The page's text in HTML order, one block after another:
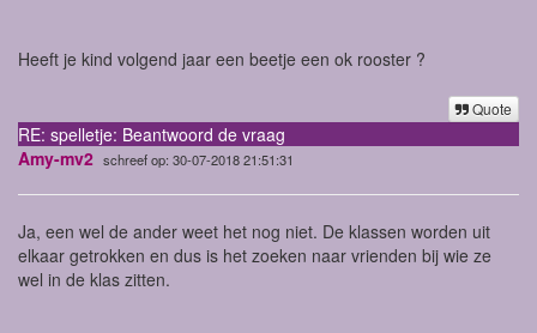
Heeft je kind volgend jaar een beetje een ok rooster ?
Quote
RE: spelletje: Beantwoord de vraag
Amy-mv2 schreef op: 30-07-2018 21:51:31
Ja, een wel de ander weet het nog niet. De klassen worden uit
elkaar getrokken en dus is het zoeken naar vrienden bij wie ze
wel in de klas zitten.